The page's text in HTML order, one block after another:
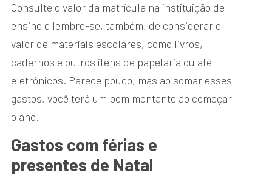
Consulte o valor da matrícula na instituição de
ensino e lembre-se, também, de considerar o
valor de materiais escolares, como livros,
cadernos e outros itens de papelaria ou até
eletrônicos. Parece pouco, mas ao somar esses
gastos, você terá um bom montante ao começar
o ano.
Gastos com férias e
presentes de Natal